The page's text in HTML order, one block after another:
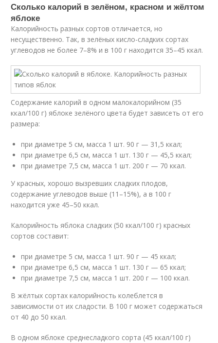
Сколько калорий в зелёном, красном и жёлтом
яблоке
Калорийность разных сортов отличается, но
несущественно. Так, в зелёных кисло-сладких сортах
углеводов не более 7–8% и в 100 г находится 35–45 ккал.
Содержание калорий в одном малокалорийном (35
ккал/100 г) яблоке зелёного цвета будет зависеть от его
размера:
при диаметре 5 см, масса 1 шт. 90 г — 31,5 ккал;
при диаметре 6,5 см, масса 1 шт. 130 г — 45,5 ккал;
при диаметре 7,5 см, масса 1 шт. 200 г — 70 ккал.
У красных, хорошо вызревших сладких плодов,
содержание углеводов выше (11–15%), а в 100 г
находится уже 45–50 ккал.
Калорийность яблока сладких (50 ккал/100 г) красных
сортов составит:
при диаметре 5 см, масса 1 шт. 90 г — 45 ккал;
при диаметре 6,5 см, масса 1 шт. 130 г — 65 ккал;
при диаметре 7,5 см, масса 1 шт. 200 г — 100 ккал.
В жёлтых сортах калорийность колеблется в
зависимости от их сладости. В 100 г может содержаться
от 40 до 50 ккал.
В одном яблоке среднесладкого сорта (45 ккал/100 г)